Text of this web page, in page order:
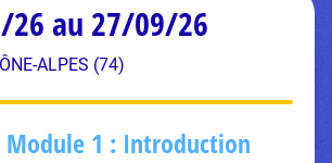
26 au 27/09/26
ALPES (74)
Module 1 : Introduction